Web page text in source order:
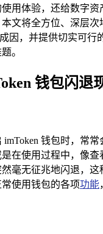
用体验，还给数字资
文将全方位、深层次
因，并提供切实可行
。
钱包闪退
钱包时，常
在使用过程中，像查
毫无征兆地闪退，这
使用钱包的各项功能